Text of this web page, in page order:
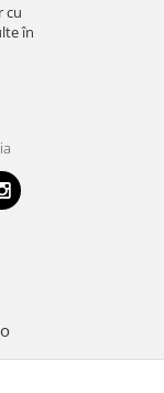
cu
în